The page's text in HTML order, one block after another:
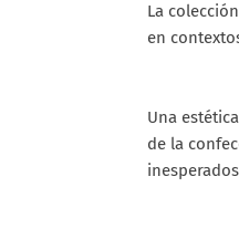
La
en
Una
de la